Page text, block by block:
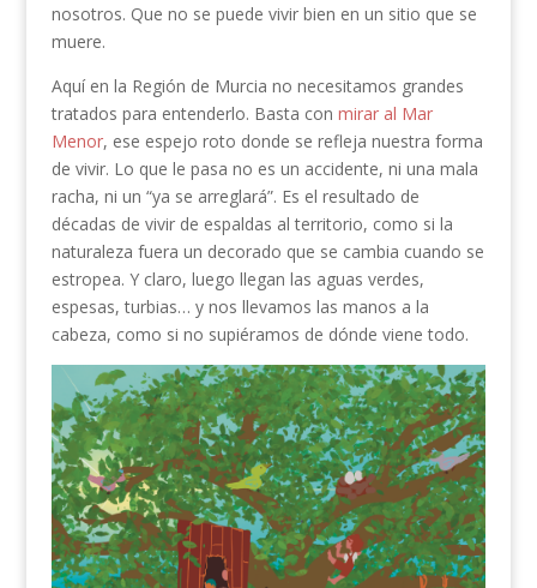
nosotros. Que no se puede vivir bien en un sitio que se
muere.
Aquí en la Región de Murcia no necesitamos grandes
tratados para entenderlo. Basta con mirar al Mar
Menor, ese espejo roto donde se refleja nuestra forma
de vivir. Lo que le pasa no es un accidente, ni una mala
racha, ni un “ya se arreglará”. Es el resultado de
décadas de vivir de espaldas al territorio, como si la
naturaleza fuera un decorado que se cambia cuando se
estropea. Y claro, luego llegan las aguas verdes,
espesas, turbias… y nos llevamos las manos a la
cabeza, como si no supiéramos de dónde viene todo.